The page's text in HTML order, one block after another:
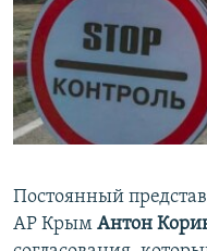
ПОБЕДИТЕЛЕЙ НЕ СУДЯТ?
КРЫМ.НЕПОКОРЕННЫЙ
ELIFBE
УКРАИНСКАЯ ПРОБЛЕМА
ПРИСОЕДИНЯЙТЕСЬ!
Постоянный
АР Крым Антон